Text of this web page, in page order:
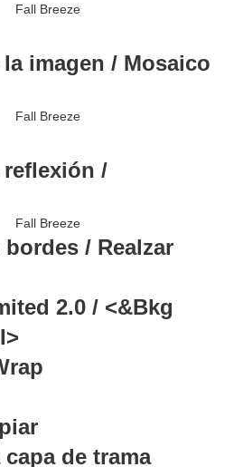
imagen / Mosaico
reflexión /
/ Realzar
2.0 / <&Bkg
capa de trama